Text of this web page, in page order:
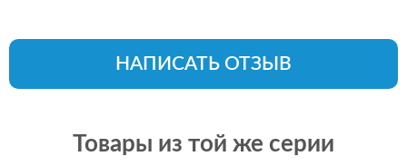
НАПИСАТЬ ОТЗЫВ
Товары из той же серии